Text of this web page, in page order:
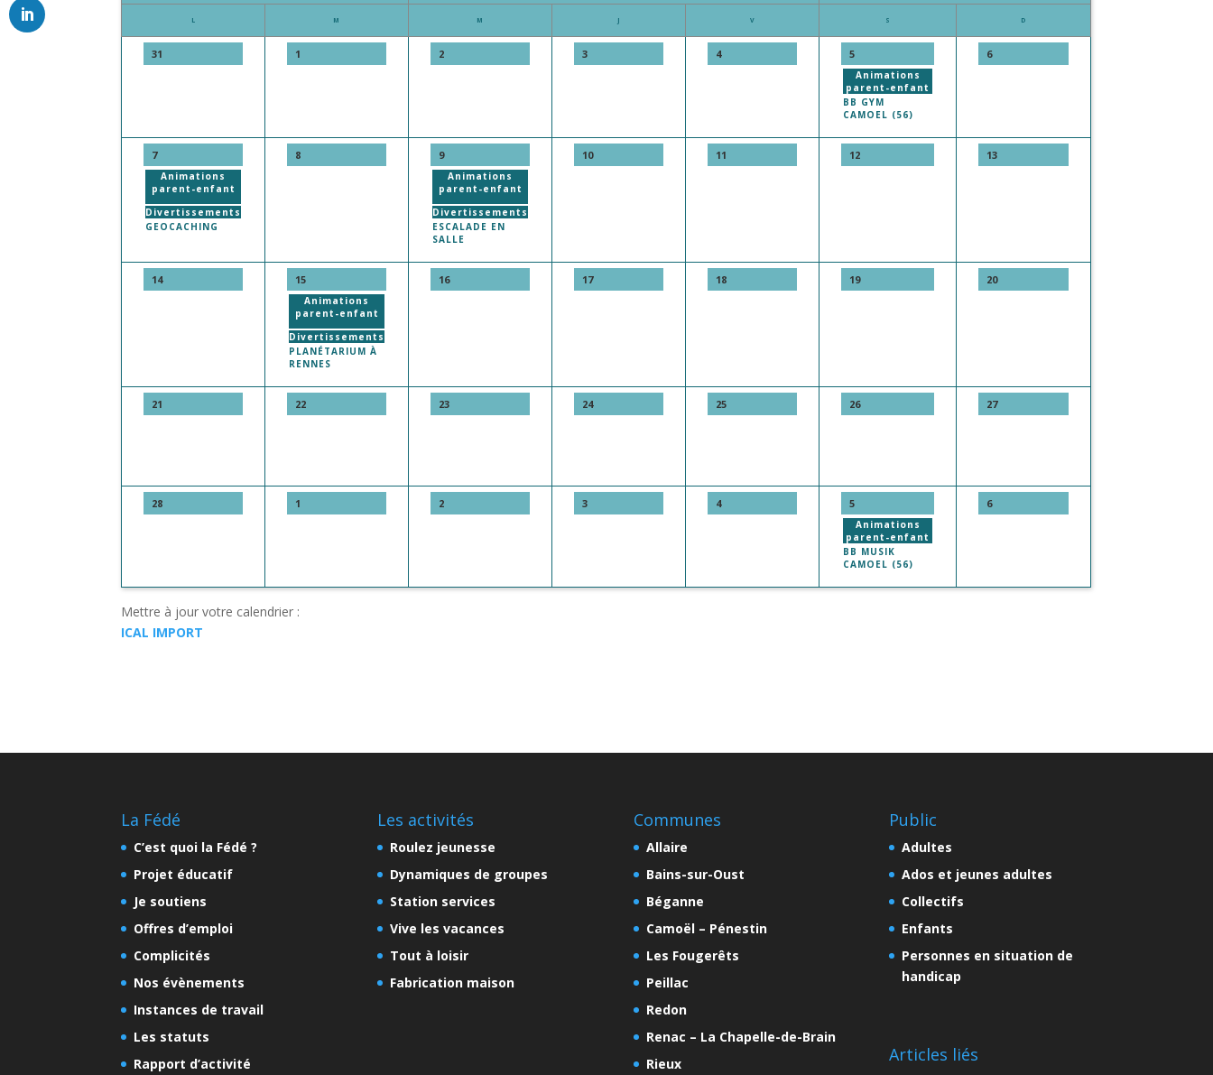
L M M J V S D
31 1 2 3 4 5
Animations
parent-enfant
BB GYM
CAMOEL (56)
6
7
Animations
parent-enfant
Divertissements
GEOCACHING
8 9
Animations
parent-enfant
Divertissements
ESCALADE EN
SALLE
10 11 12 13
14 15
Animations
parent-enfant
Divertissements
PLANÉTARIUM À
RENNES
16 17 18 19 20
21 22 23 24 25 26 27
28 1 2 3 4 5
Animations
parent-enfant
BB MUSIK
CAMOEL (56)
6
Mettre à jour votre calendrier :
ICAL IMPORT
La Fédé
C’est quoi la Fédé ?
Projet éducatif
Je soutiens
Offres d’emploi
Complicités
Nos évènements
Instances de travail
Les statuts
Rapport d’activité
Les activités
Roulez jeunesse
Dynamiques de groupes
Station services
Vive les vacances
Tout à loisir
Fabrication maison
Communes
Allaire
Bains-sur-Oust
Béganne
Camoël – Pénestin
Les Fougerêts
Peillac
Redon
Renac – La Chapelle-de-Brain
Rieux
Public
Adultes
Ados et jeunes adultes
Collectifs
Enfants
Personnes en situation de
handicap
Articles liés